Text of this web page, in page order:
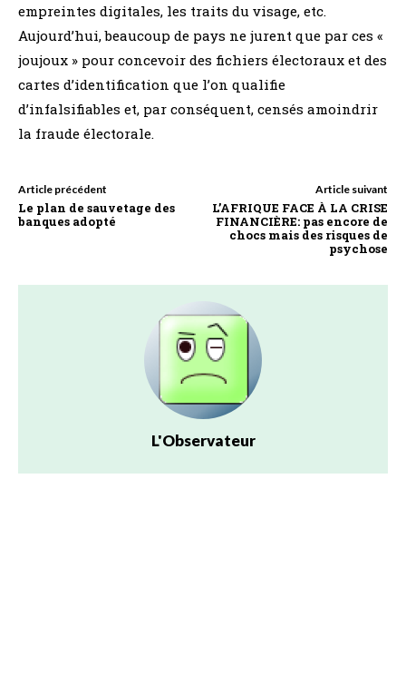
empreintes digitales, les traits du visage, etc.
Aujourd’hui, beaucoup de pays ne jurent que par ces «
joujoux » pour concevoir des fichiers électoraux et des
cartes d’identification que l’on qualifie
d’infalsifiables et, par conséquent, censés amoindrir
la fraude électorale.
Article précédent
Le plan de sauvetage des
banques adopté
Article suivant
L’AFRIQUE FACE À LA CRISE
FINANCIÈRE: pas encore de
chocs mais des risques de
psychose
L'Observateur